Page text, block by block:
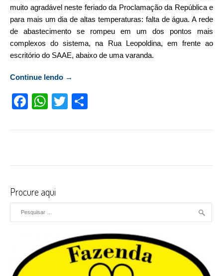
muito agradável neste feriado da Proclamação da República e
para mais um dia de altas temperaturas: falta de água. A rede
de abastecimento se rompeu em um dos pontos mais
complexos do sistema, na Rua Leopoldina, em frente ao
escritório do SAAE, abaixo de uma varanda.
Continue lendo “Recreio: rede de abastecimento de água se
do sistema”
→
Facebook
WhatsApp
Twitter
Procure aqui